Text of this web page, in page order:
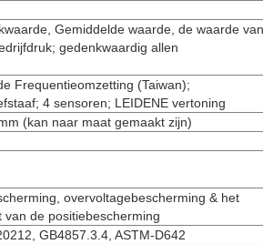
Gemiddelde waarde, de waarde van
gedenkwaardig allen
Frequentieomzetting (Taiwan);
4 sensoren; LEIDENE vertoning
(kan naar maat gemaakt zijn)
overvoltagebescherming & het
van de positiebescherming
GB4857.3.4, ASTM-D642